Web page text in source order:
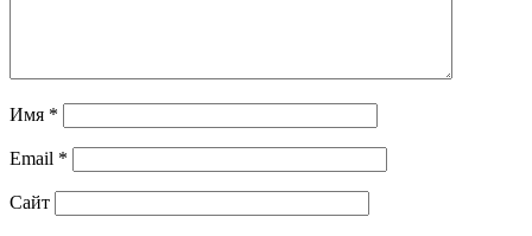
Имя *
Email *
Сайт